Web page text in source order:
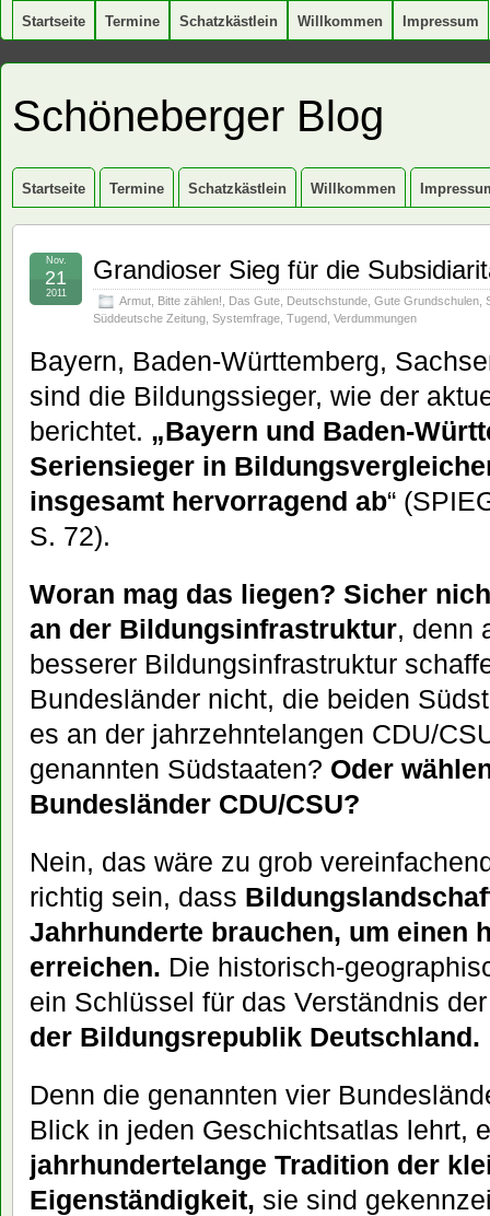
Startseite Termine Schatzkästlein Willkommen Impressum
Schöneberger Blog
Startseite Termine Schatzkästlein Willkommen
Grandioser Sieg für die
Armut Bitte zählen! Das Gute Deutschstunde Gute Grundschulen
Süddeutsche Zeitung Systemfrage Tugend Verdummungen
Nov.
21
2011
Bayern, Baden-Württemberg,
sind die Bildungssieger, wie der
berichtet. „Bayern und Baden-
Seriensieger in
insgesamt hervorragend ab“
S. 72).
Woran mag das liegen? Sicher
an der Bildungsinfrastruktur, denn
besserer Bildungsinfrastruktur
Bundesländer nicht, die beiden
es an der jahrzehntelangen CDU/
genannten Südstaaten? Oder
Bundesländer CDU/CSU?
Nein, das wäre zu grob
richtig sein, dass
Jahrhunderte brauchen, um einen
erreichen. Die historisch-
ein Schlüssel für das Verständnis
der Bildungsrepublik Deutschland.
Denn die genannten vier
Blick in jeden Geschichtsatlas lehrt,
jahrhundertelange Tradition der
Eigenständigkeit, sie sind